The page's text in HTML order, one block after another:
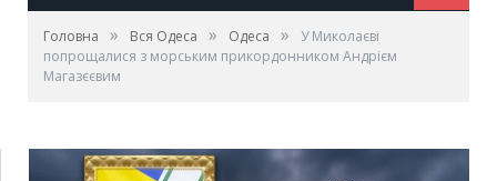
Головна » Вся Одеса » Одеса »
У Миколаєві
попрощалися з морським прикордонником Андрієм
Магазєєвим